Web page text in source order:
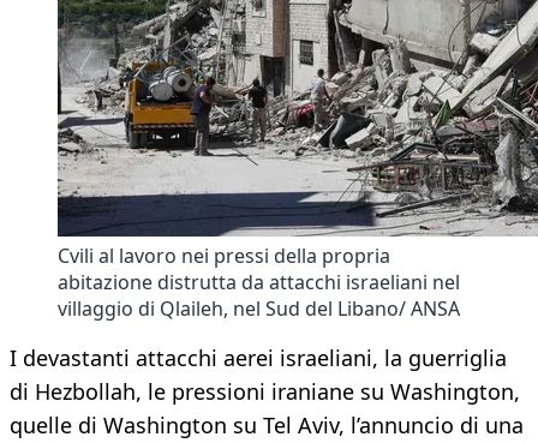
Cvili al lavoro nei pressi della propria
abitazione distrutta da attacchi israeliani nel
villaggio di Qlaileh, nel Sud del Libano/ ANSA
I devastanti attacchi aerei israeliani, la guerriglia
di Hezbollah, le pressioni iraniane su Washington,
quelle di Washington su Tel Aviv, l’annuncio di una